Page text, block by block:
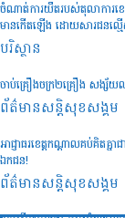
ចំណាត់ការយឺតរបស់តុលាការខេ
មានកើតឡើង ដោយសារជនល្
បរិស្ថាន
ចាប់គ្រឿងចក្រ២គ្រឿង សង្ស័យ
ព័ត៌មានសន្តិសុខ​សង្គម
អាជ្ញាធរខេត្តកណ្តាលគប់គិតគ្
ឯកជន!
ព័ត៌មានសន្តិសុខ​សង្គម